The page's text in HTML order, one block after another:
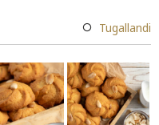
Tugallandi